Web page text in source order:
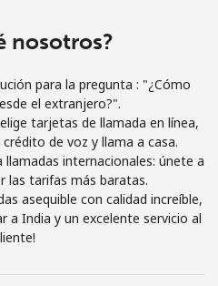
o
con
nosotros?
para la pregunta : "¿Cómo
el extranjero?".
tarjetas de llamada en línea,
de voz y llama a casa.
internacionales: únete a
las tarifas más baratas.
asequible con calidad increíble,
a India y un excelente servicio al